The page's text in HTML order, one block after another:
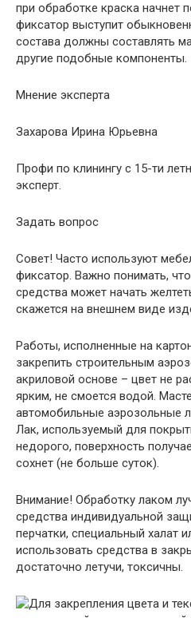
при обработке краска начнет
фиксатор выступит
состава должны составлять
другие подобные компоненты.
Мнение эксперта
Захарова Ирина Юрьевна
Профи по клинингу с 15-ти
эксперт.
Задать вопрос
Совет! Часто используют
фиксатор. Важно понимать,
средства может начать
скажется на внешнем виде
Работы, исполненные на
закрепить строительным
акриловой основе – цвет не
ярким, не смоется водой.
автомобильные аэрозольные
Лак, используемый для
недорого, поверхность
сохнет (не больше суток).
Внимание! Обработку лаком
средства индивидуальной
перчатки, специальный халат
использовать средства в
достаточно летучи, токсичны.